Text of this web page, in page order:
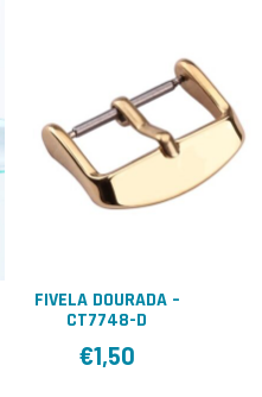
FIVELA DOURADA –
CT7748-D
€1,50